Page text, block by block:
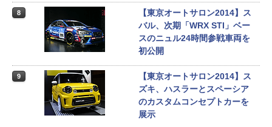
8
【東京オートサロン2014】ス
バル、次期「WRX STI」ベー
スのニュル24時間参戦車両を
初公開
9
【東京オートサロン2014】ス
ズキ、ハスラーとスペーシア
のカスタムコンセプトカーを
展示